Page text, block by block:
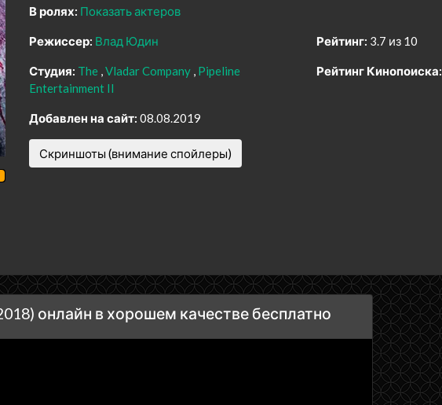
В ролях: Показать актеров
Режиссер: Влад Юдин
Студия: The Vladar Company Pipeline
Entertainment II
Рейтинг: 3.7 из 10
Рейтинг Кинопоиска:
Добавлен на сайт: 08.08.2019
Скриншоты (внимание спойлеры)
онлайн в хорошем качестве бесплатно